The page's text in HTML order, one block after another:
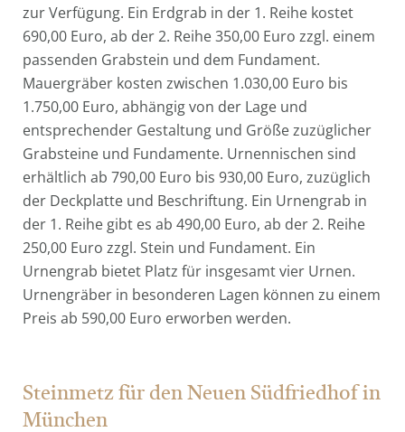
zur Verfügung. Ein Erdgrab in der 1. Reihe kostet
690,00 Euro, ab der 2. Reihe 350,00 Euro zzgl. einem
passenden Grabstein und dem Fundament.
Mauergräber kosten zwischen 1.030,00 Euro bis
1.750,00 Euro, abhängig von der Lage und
entsprechender Gestaltung und Größe zuzüglicher
Grabsteine und Fundamente. Urnennischen sind
erhältlich ab 790,00 Euro bis 930,00 Euro, zuzüglich
der Deckplatte und Beschriftung. Ein Urnengrab in
der 1. Reihe gibt es ab 490,00 Euro, ab der 2. Reihe
250,00 Euro zzgl. Stein und Fundament. Ein
Urnengrab bietet Platz für insgesamt vier Urnen.
Urnengräber in besonderen Lagen können zu einem
Preis ab 590,00 Euro erworben werden.
Steinmetz für den Neuen Südfriedhof in
München